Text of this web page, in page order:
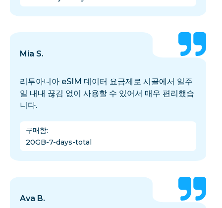
Mia S.
리투아니아 eSIM 데이터 요금제로 시골에서 일주
일 내내 끊김 없이 사용할 수 있어서 매우 편리했습
니다.
구매함:
20GB-7-days-total
Ava B.